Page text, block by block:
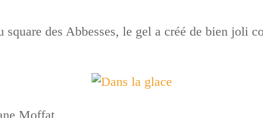
square des Abbesses, le gel a créé de bien joli
Moffat